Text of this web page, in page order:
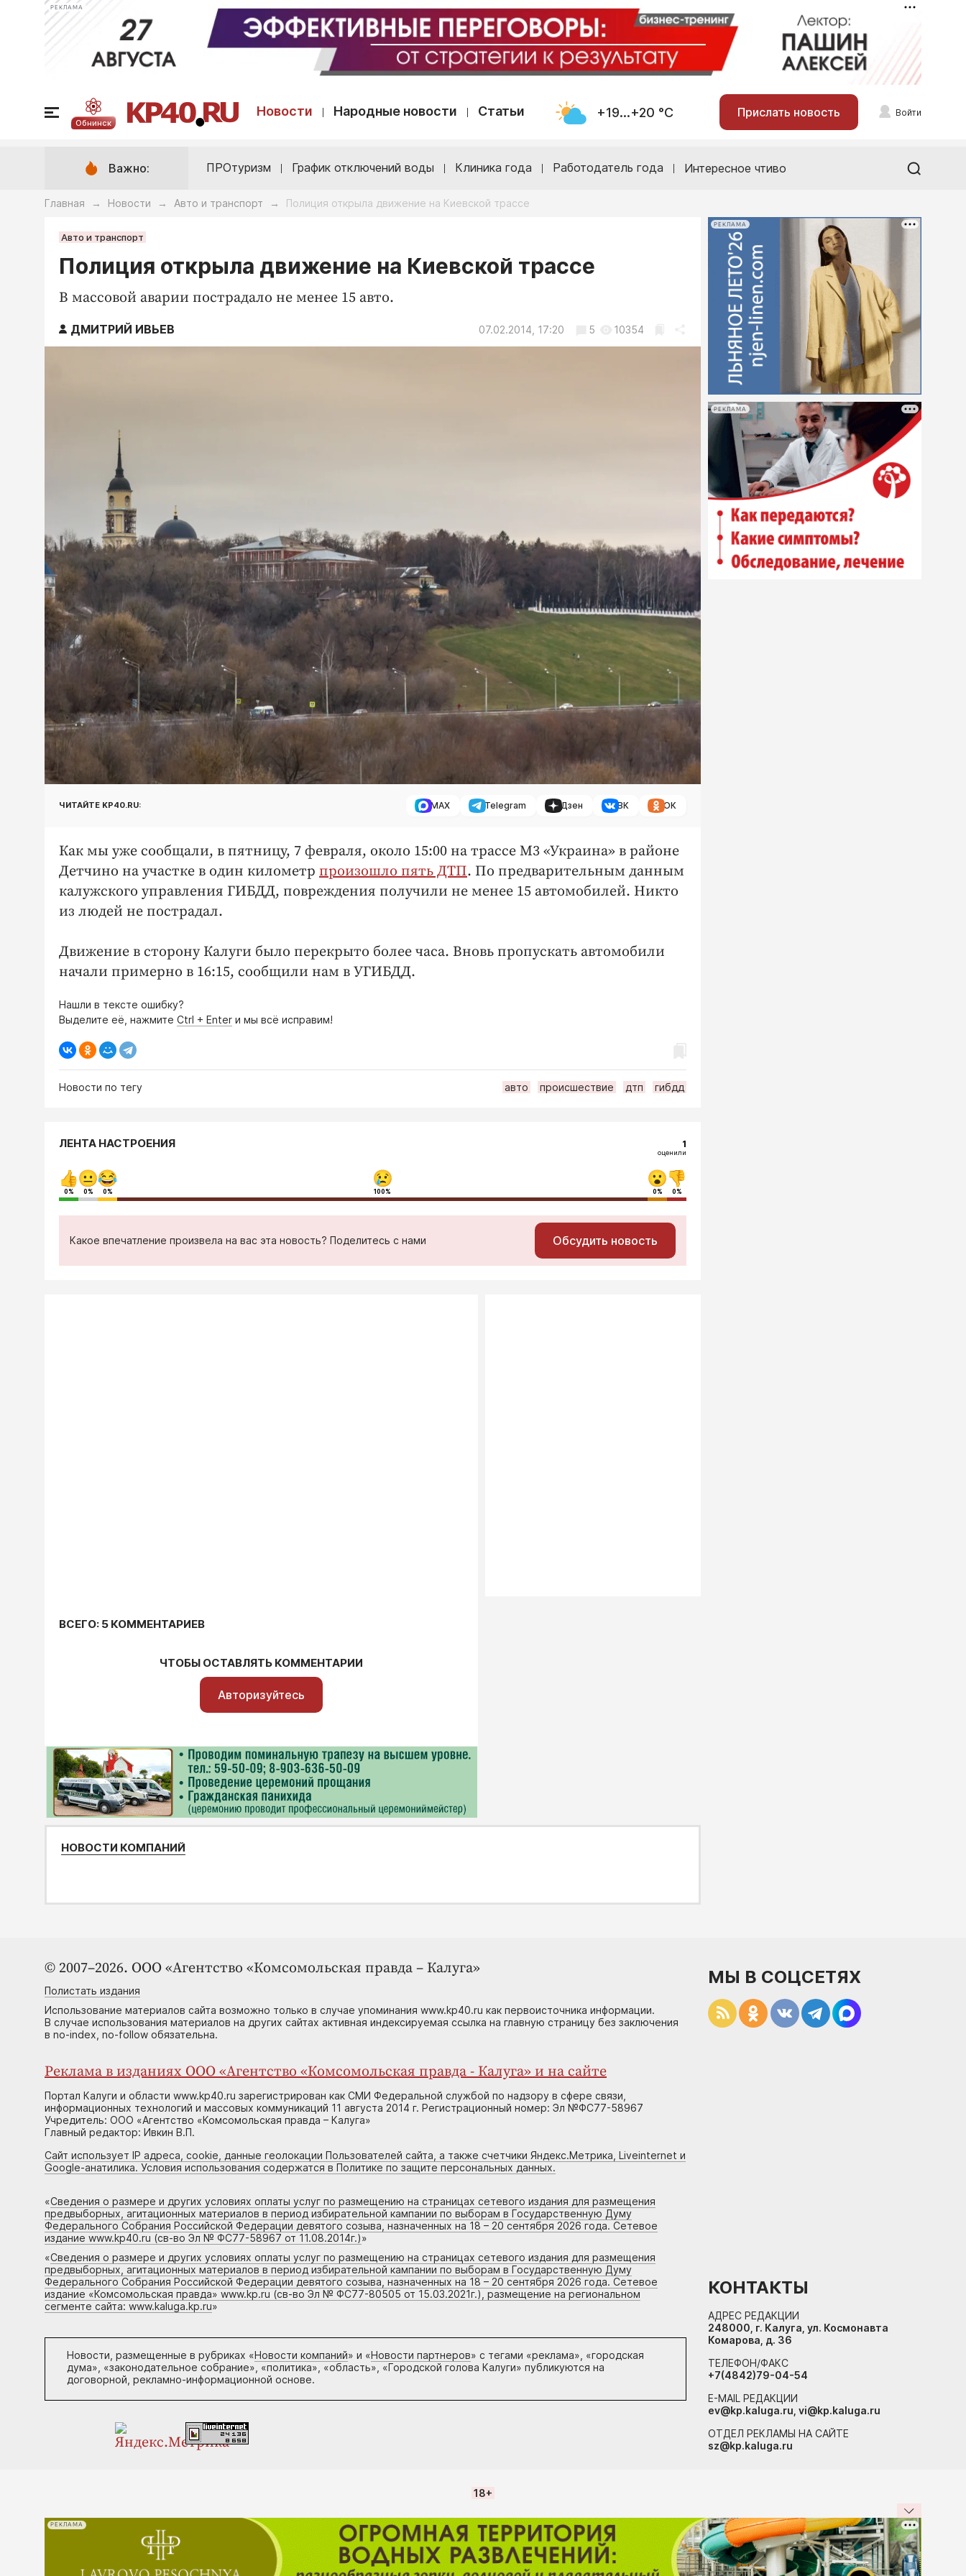
РЕКЛАМА
Обнинск
Новости Народные новости Статьи +19...+20 °С Прислать новость Войти
Важно: ПРОтуризм График отключений воды Клиника года Работодатель года Интересное чтиво
Главная → Новости → Авто и транспорт → Полиция открыла движение на Киевской трассе
Авто и транспорт
Полиция открыла движение на Киевской трассе
В массовой аварии пострадало не менее 15 авто.
ДМИТРИЙ ИВЬЕВ 07.02.2014, 17:20 5 10354
ЧИТАЙТЕ KP40.RU: MAX Telegram Дзен ВК ОК
Как мы уже сообщали, в пятницу, 7 февраля, около 15:00 на трассе М3 «Украина» в районе
Детчино на участке в один километр произошло пять ДТП. По предварительным данным
калужского управления ГИБДД, повреждения получили не менее 15 автомобилей. Никто
из людей не пострадал.
Движение в сторону Калуги было перекрыто более часа. Вновь пропускать автомобили
начали примерно в 16:15, сообщили нам в УГИБДД.
Нашли в тексте ошибку?
Выделите её, нажмите Ctrl + Enter и мы всё исправим!
Новости по тегу авто происшествие дтп гибдд
РЕКЛАМА
РЕКЛАМА
ЛЕНТА НАСТРОЕНИЯ 1
оценили
0% 0% 0% 100% 0% 0%
Какое впечатление произвела на вас эта новость? Поделитесь с нами Обсудить новость
ВСЕГО: 5 КОММЕНТАРИЕВ
ЧТОБЫ ОСТАВЛЯТЬ КОММЕНТАРИИ
Авторизуйтесь
НОВОСТИ КОМПАНИЙ
© 2007–2026. ООО «Агентство «Комсомольская правда – Калуга»
Полистать издания
Использование материалов сайта возможно только в случае упоминания www.kp40.ru как первоисточника информации.
В случае использования материалов на других сайтах активная индексируемая ссылка на главную страницу без заключения
в no-index, no-follow обязательна.
Реклама в изданиях ООО «Агентство «Комсомольская правда - Калуга» и на сайте
Портал Калуги и области www.kp40.ru зарегистрирован как СМИ Федеральной службой по надзору в сфере связи,
информационных технологий и массовых коммуникаций 11 августа 2014 г. Регистрационный номер: Эл №ФС77-58967
Учредитель: ООО «Агентство «Комсомольская правда – Калуга»
Главный редактор: Ивкин В.П.
Сайт использует IP адреса, cookie, данные геолокации Пользователей сайта, а также счетчики Яндекс.Метрика, Liveinternet и
Google-анатилика. Условия использования содержатся в Политике по защите персональных данных.
«Сведения о размере и других условиях оплаты услуг по размещению на страницах сетевого издания для размещения
предвыборных, агитационных материалов в период избирательной кампании по выборам в Государственную Думу
Федерального Собрания Российской Федерации девятого созыва, назначенных на 18 – 20 сентября 2026 года. Сетевое
издание www.kp40.ru (св-во Эл № ФС77-58967 от 11.08.2014г.)»
«Сведения о размере и других условиях оплаты услуг по размещению на страницах сетевого издания для размещения
предвыборных, агитационных материалов в период избирательной кампании по выборам в Государственную Думу
Федерального Собрания Российской Федерации девятого созыва, назначенных на 18 – 20 сентября 2026 года. Сетевое
издание «Комсомольская правда» www.kp.ru (св-во Эл № ФС77-80505 от 15.03.2021г.), размещение на региональном
сегменте сайта: www.kaluga.kp.ru»
Новости, размещенные в рубриках «Новости компаний» и «Новости партнеров» с тегами «реклама», «городская
дума», «законодательное собрание», «политика», «область», «Городской голова Калуги» публикуются на
договорной, рекламно-информационной основе.
МЫ В СОЦСЕТЯХ
КОНТАКТЫ
АДРЕС РЕДАКЦИИ
248000, г. Калуга, ул. Космонавта
Комарова, д. 36
ТЕЛЕФОН/ФАКС
+7(4842)79-04-54
E-MAIL РЕДАКЦИИ
ev@kp.kaluga.ru, vi@kp.kaluga.ru
ОТДЕЛ РЕКЛАМЫ НА САЙТЕ
sz@kp.kaluga.ru
18+
РЕКЛАМА